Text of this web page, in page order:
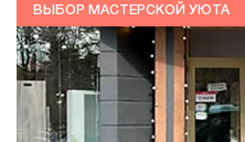
ВЫБОР МАСТЕРСКОЙ УЮТА